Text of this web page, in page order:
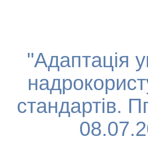
"Адаптація
стандартів.